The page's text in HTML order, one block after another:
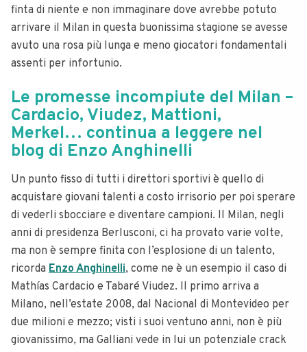
finta di niente e non immaginare dove avrebbe potuto
arrivare il Milan in questa buonissima stagione se avesse
avuto una rosa più lunga e meno giocatori fondamentali
assenti per infortunio.
Le promesse incompiute del Milan –
Cardacio, Viudez, Mattioni,
Merkel… continua a leggere nel
blog di Enzo Anghinelli
Un punto fisso di tutti i direttori sportivi è quello di
acquistare giovani talenti a costo irrisorio per poi sperare
di vederli sbocciare e diventare campioni. Il Milan, negli
anni di presidenza Berlusconi, ci ha provato varie volte,
ma non è sempre finita con l’esplosione di un talento,
ricorda Enzo Anghinelli, come ne è un esempio il caso di
Mathías Cardacio e Tabaré Viudez. Il primo arriva a
Milano, nell’estate 2008, dal Nacional di Montevideo per
due milioni e mezzo; visti i suoi ventuno anni, non è più
giovanissimo, ma Galliani vede in lui un potenziale crack